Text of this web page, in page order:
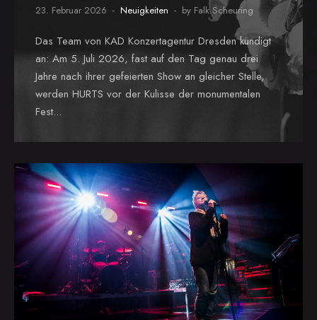
23. Februar 2026 Neuigkeiten by Falk Scheuring
Das Team von KAD Konzertagentur Dresden kündigt
an: Am 5. Juli 2026, fast auf den Tag genau drei
Jahre nach ihrer gefeierten Show an gleicher Stelle,
werden HURTS vor der Kulisse der monumentalen
Fest...